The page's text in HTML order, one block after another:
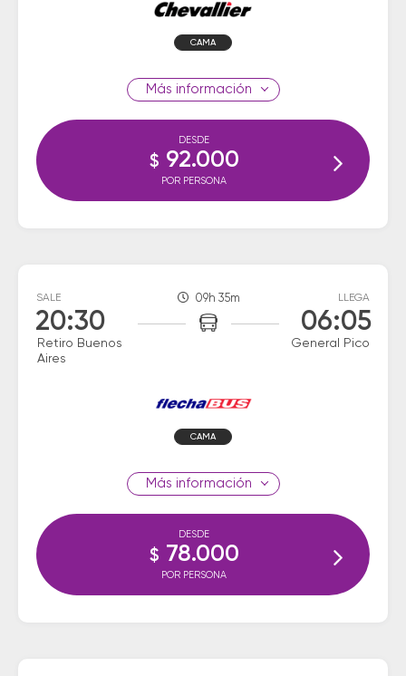
CAMA
información
DESDE
$ 92.000
POR PERSONA
SALE
20:30
Retiro Buenos
Aires
09h 35m LLEGA
06:05
General Pico
CAMA
información
DESDE
$ 78.000
POR PERSONA